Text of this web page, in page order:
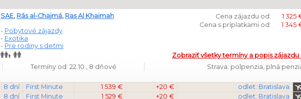
Cena zájazdu od:
1 325
Cena s príplatkami od:
1 345
SAE, Rás al-Chajmá, Ras Al Khaimah
- Pobytové zájazdy
- Exotika
- Pre rodiny s deťmi
Zobraziť všetky termíny a popis zájazdu
Termíny od: 22.10., 8 dňové
Strava: polpenzia, plná
8 dní First Minute 1 539 € +20 €
odlet: Bratislava
8 dní First Minute 1 529 € +20 €
odlet: Bratislava